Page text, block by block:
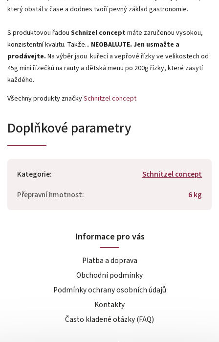
který obstál v čase a dodnes tvoří pevný základ gastronomie.
S produktovou řadou Schnizel conceptmáte zaručenou vysokou,
konzistentní kvalitu. Takže... NEOBALUJTE. Jen usmažte a
prodávejte. Na výběr jsou kuřecí a vepřové řízky ve velikostech od
45g mini řízečků na rauty a dětská menu po 200g řízky, které zasytí
každého.
Všechny produkty značkySchnitzel concept
Doplňkové parametry
Kategorie:
Schnitzel concept
Přepravní hmotnost: 6 kg
Informace pro vás
Platba a doprava
Obchodní podmínky
Podmínky ochrany osobních údajů
Kontakty
Často kladené otázky (FAQ)